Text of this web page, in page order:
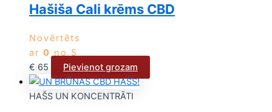
Hašiša Cali krēms CBD
Novērtēts
ar 0 no 5
€ 65 Pievienot grozam
HAŠS UN KONCENTRĀTI